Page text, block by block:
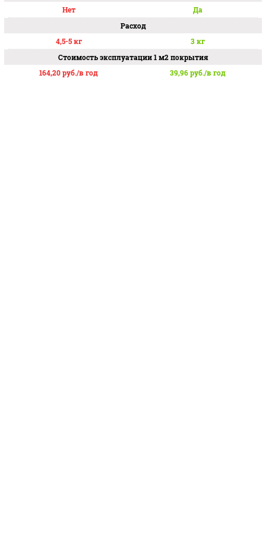
Эффект «Самоочищение» – пыль и грязь смываются
Соответствует наивысшему классу влагостойкости
Нет
Да
Расход
4,5-5 кг
3 кг
Стоимость эксплуатации 1 м2 покрытия
164,20руб./в год 39,96руб./в год